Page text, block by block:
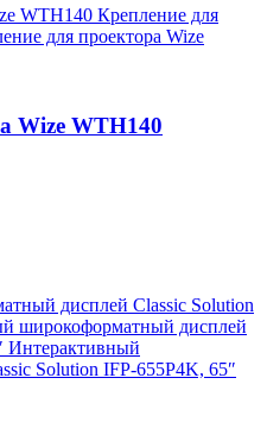
Wize WTH140